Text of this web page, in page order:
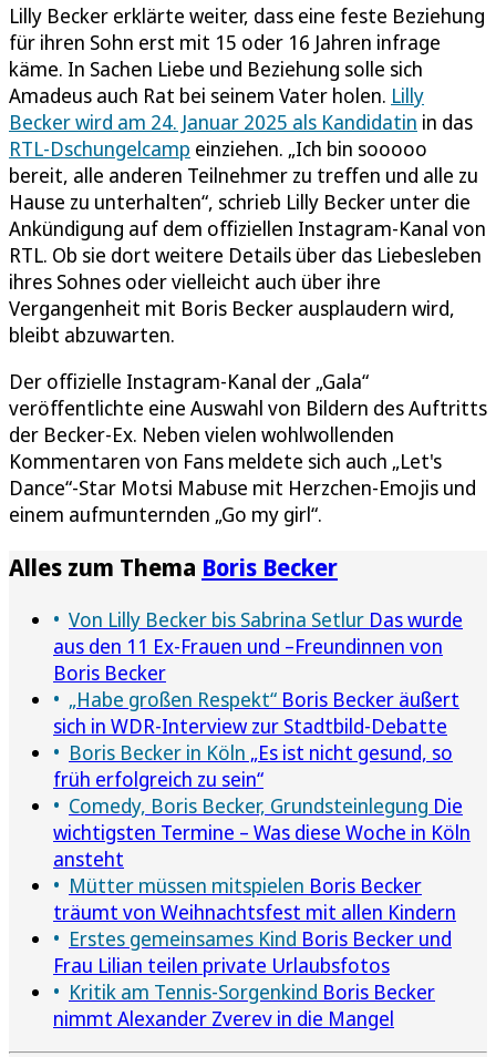
Lilly Becker erklärte weiter, dass eine feste Beziehung
für ihren Sohn erst mit 15 oder 16 Jahren infrage
käme. In Sachen Liebe und Beziehung solle sich
Amadeus auch Rat bei seinem Vater holen. Lilly
Becker wird am 24. Januar 2025 als Kandidatin in das
RTL-Dschungelcamp einziehen. „Ich bin sooooo
bereit, alle anderen Teilnehmer zu treffen und alle zu
Hause zu unterhalten“, schrieb Lilly Becker unter die
Ankündigung auf dem offiziellen Instagram-Kanal von
RTL. Ob sie dort weitere Details über das Liebesleben
ihres Sohnes oder vielleicht auch über ihre
Vergangenheit mit Boris Becker ausplaudern wird,
bleibt abzuwarten.
Der offizielle Instagram-Kanal der „Gala“
veröffentlichte eine Auswahl von Bildern des Auftritts
der Becker-Ex. Neben vielen wohlwollenden
Kommentaren von Fans meldete sich auch „Let's
Dance“-Star Motsi Mabuse mit Herzchen-Emojis und
einem aufmunternden „Go my girl“.
Alles zum Thema Boris Becker
Von Lilly Becker bis Sabrina Setlur Das wurde
aus den 11 Ex-Frauen und –Freundinnen von
Boris Becker
„Habe großen Respekt“ Boris Becker äußert
sich in WDR-Interview zur Stadtbild-Debatte
Boris Becker in Köln „Es ist nicht gesund, so
früh erfolgreich zu sein“
Comedy, Boris Becker, Grundsteinlegung Die
wichtigsten Termine – Was diese Woche in Köln
ansteht
Mütter müssen mitspielen Boris Becker
träumt von Weihnachtsfest mit allen Kindern
Erstes gemeinsames Kind Boris Becker und
Frau Lilian teilen private Urlaubsfotos
Kritik am Tennis-Sorgenkind Boris Becker
nimmt Alexander Zverev in die Mangel